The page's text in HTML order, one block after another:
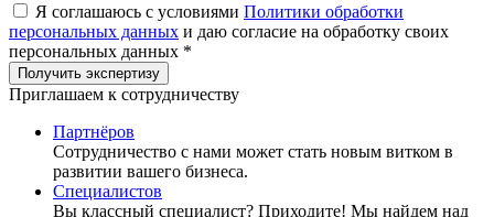
Я соглашаюсь с условиями Политики обработки
персональных данных и даю согласие на обработку своих
персональных данных *
Приглашаем к сотрудничеству
Партнёров
Сотрудничество c нами может стать новым витком в
развитии вашего бизнеса.
Специалистов
Вы классный специалист? Приходите! Мы найдем над